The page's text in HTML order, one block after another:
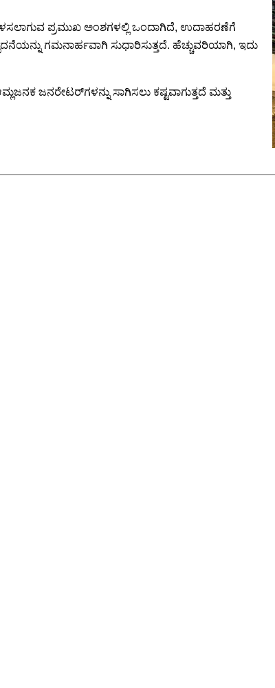
ಪ್ರಮುಖ ಅಂಶಗಳಲ್ಲಿ ಒಂದಾಗಿದೆ, ಉದಾಹರಣೆಗೆ
ಗಮನಾರ್ಹವಾಗಿ ಸುಧಾರಿಸುತ್ತದೆ. ಹೆಚ್ಚುವರಿಯಾಗಿ, ಇದು
ಜನರೇಟರ್‌ಗಳನ್ನು ಸಾಗಿಸಲು ಕಷ್ಟವಾಗುತ್ತದೆ ಮತ್ತು